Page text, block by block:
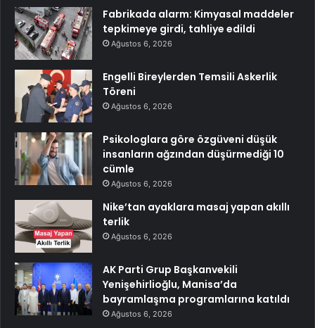
Fabrikada alarm: Kimyasal maddeler
tepkimeye girdi, tahliye edildi
Ağustos 6, 2026
Engelli Bireylerden Temsili Askerlik
Töreni
Ağustos 6, 2026
Psikologlara göre özgüveni düşük
insanların ağzından düşürmediği 10
cümle
Ağustos 6, 2026
Nike’tan ayaklara masaj yapan akıllı
terlik
Ağustos 6, 2026
AK Parti Grup Başkanvekili
Yenişehirlioğlu, Manisa’da
bayramlaşma programlarına katıldı
Ağustos 6, 2026